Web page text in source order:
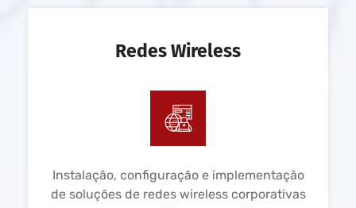
Redes Wireless
Instalação, configuração e implementação
de soluções de redes wireless corporativas